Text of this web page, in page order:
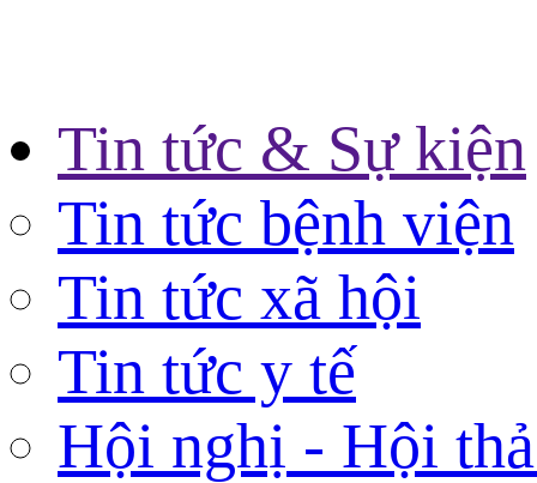
Tin tức & Sự kiện
Tin tức bệnh viện
Tin tức xã hội
Tin tức y tế
Hội nghị - Hội